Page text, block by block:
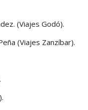
(Viajes Godó).
(Viajes Zanzíbar).